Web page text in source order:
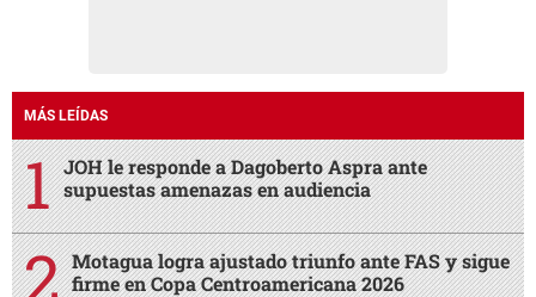
MÁS LEÍDAS
JOH le responde a Dagoberto Aspra ante
supuestas amenazas en audiencia
Motagua logra ajustado triunfo ante FAS y sigue
firme en Copa Centroamericana 2026